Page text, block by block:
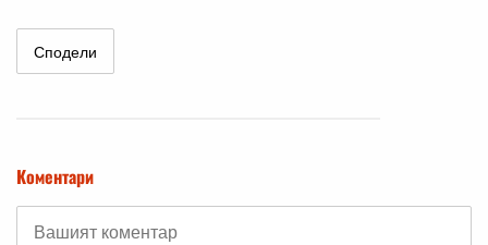
Сподели
Коментари